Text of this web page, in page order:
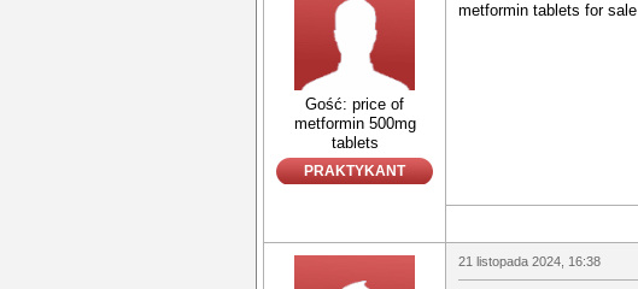
Gość: price of
metformin 500mg
tablets
PRAKTYKANT
metformin tablets for sale
21 listopada 2024, 16:38